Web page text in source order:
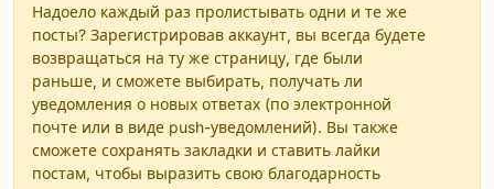
Надоело каждый раз пролистывать одни и те же
посты? Зарегистрировав аккаунт, вы всегда будете
возвращаться на ту же страницу, где были
раньше, и сможете выбирать, получать ли
уведомления о новых ответах (по электронной
почте или в виде push-уведомлений). Вы также
сможете сохранять закладки и ставить лайки
постам, чтобы выразить свою благодарность